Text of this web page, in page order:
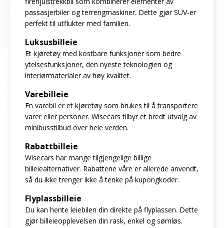
passasjerbiler og terrengmaskiner. Dette gjør SUV-er
perfekt til utflukter med familien.
Luksusbilleie
Et kjøretøy med kostbare funksjoner som bedre
ytelsesfunksjoner, den nyeste teknologien og
interiørmaterialer av høy kvalitet.
Varebilleie
En varebil er et kjøretøy som brukes til å transportere
varer eller personer. Wisecars tilbyr et bredt utvalg av
minibusstilbud over hele verden.
Rabattbilleie
Wisecars har mange tilgjengelige billige
billeiealternativer. Rabattene våre er allerede anvendt,
så du ikke trenger ikke å tenke på kupongkoder.
Flyplassbilleie
Du kan hente leiebilen din direkte på flyplassen. Dette
gjør billeieopplevelsen din rask, enkel og sømløs.